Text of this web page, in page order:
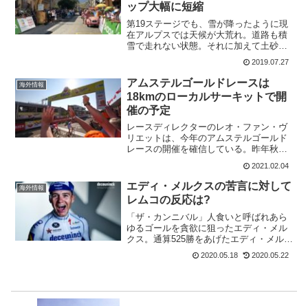
ップ大幅に短縮
第19ステージでも、雪が降ったように現
在アルプスでは天候が大荒れ。道路も積
雪で走れない状態。それに加えて土砂崩
れも発生。それによりコースは、大幅に
短縮された～。選手の安全が第一ですか
らね。アルベールヴィル～ヴァルトラン
ス 59km崩れてしま...
2019.07.27
海外情報
アムステルゴールドレースは
18kmのローカルサーキットで開
催の予定
レースディレクターのレオ・ファン・ヴ
リエットは、今年のアムステルゴールド
レースの開催を確信している。昨年秋に
予定されていた約18キロのローカルコー
スでのレースを目指している。2019年に
は、マチュー・ファンデルプールが衝撃
的な勝ち方をしたア...
2021.02.04
海外情報
エディ・メルクスの苦言に対して
レムコの反応は?
「ザ・カンニバル」人食いと呼ばれあら
ゆるゴールを貪欲に狙ったエディ・メル
クス。通算525勝をあげたエディ・メルク
スの再来と言われているのがレムコ・イ
ヴェネブール(Deceuninck - Quick Step
2020.05.18 2020.05.22